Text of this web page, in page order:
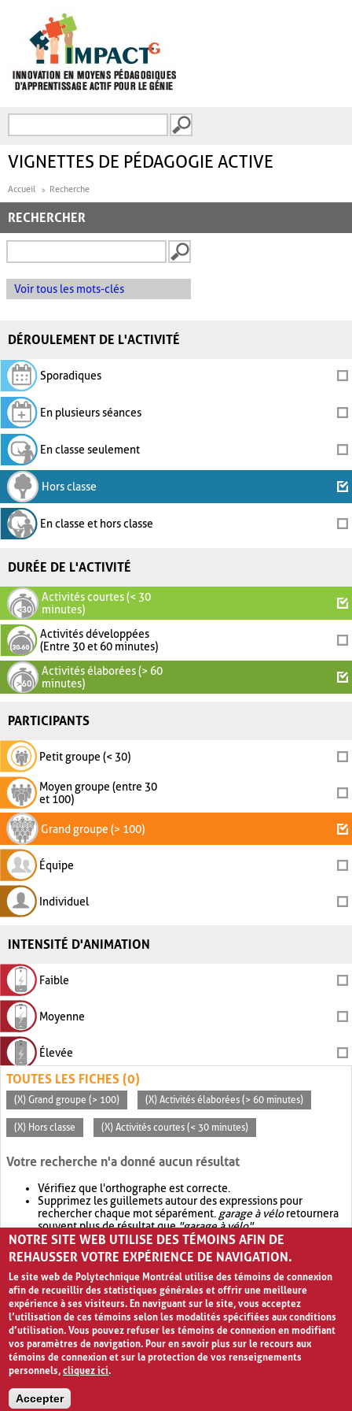
FORMULAIRE DE
VIGNETTES DE PÉDAGOGIE ACTIVE
Accueil Recherche
RECHERCHER
Voir tous les mots-clés
DÉROULEMENT DE L'ACTIVITÉ
Sporadiques
En plusieurs séances
En classe seulement
Hors classe
En classe et hors classe
DURÉE DE L'ACTIVITÉ
Activités courtes (< 30
minutes)
Activités développées
(Entre 30 et 60 minutes)
Activités élaborées (> 60
minutes)
PARTICIPANTS
Petit groupe (< 30)
Moyen groupe (entre 30
et 100)
Grand groupe (> 100)
Équipe
Individuel
INTENSITÉ D'ANIMATION
Faible
Moyenne
Élevée
TOUTES LES FICHES (0)
(X) Grand groupe (> 100) (X) Activités élaborées (> 60 minutes)
(X) Hors classe (X) Activités courtes (< 30 minutes)
Votre recherche n'a donné aucun résultat
Vérifiez que l'orthographe est correcte.
Supprimez les guillemets autour des expressions pour
rechercher chaque mot séparément. garage à véloretournera
souvent plus de résultat que"garage à vélo".
Envisagez d'élargir votre recherche avec OR.garage OR vélo
retournera souvent plus de résultat quegarage à vélo
NOTRE SITE WEB UTILISE DES TÉMOINS AFIN DE
REHAUSSER VOTRE EXPÉRIENCE DE NAVIGATION.
Le site web de Polytechnique Montréal utilise des témoins de connexion
afin de recueillir des statistiques générales et offrir une meilleure
expérience à ses visiteurs. En naviguant sur le site, vous acceptez
l’utilisation de ces témoins selon les modalités spécifiées aux conditions
d’utilisation. Vous pouvez refuser les témoins de connexion en modifiant
vos paramètres de navigation. Pour en savoir plus sur le recours aux
témoins de connexion et sur la protection de vos renseignements
personnels,cliquez ici.
Accepter